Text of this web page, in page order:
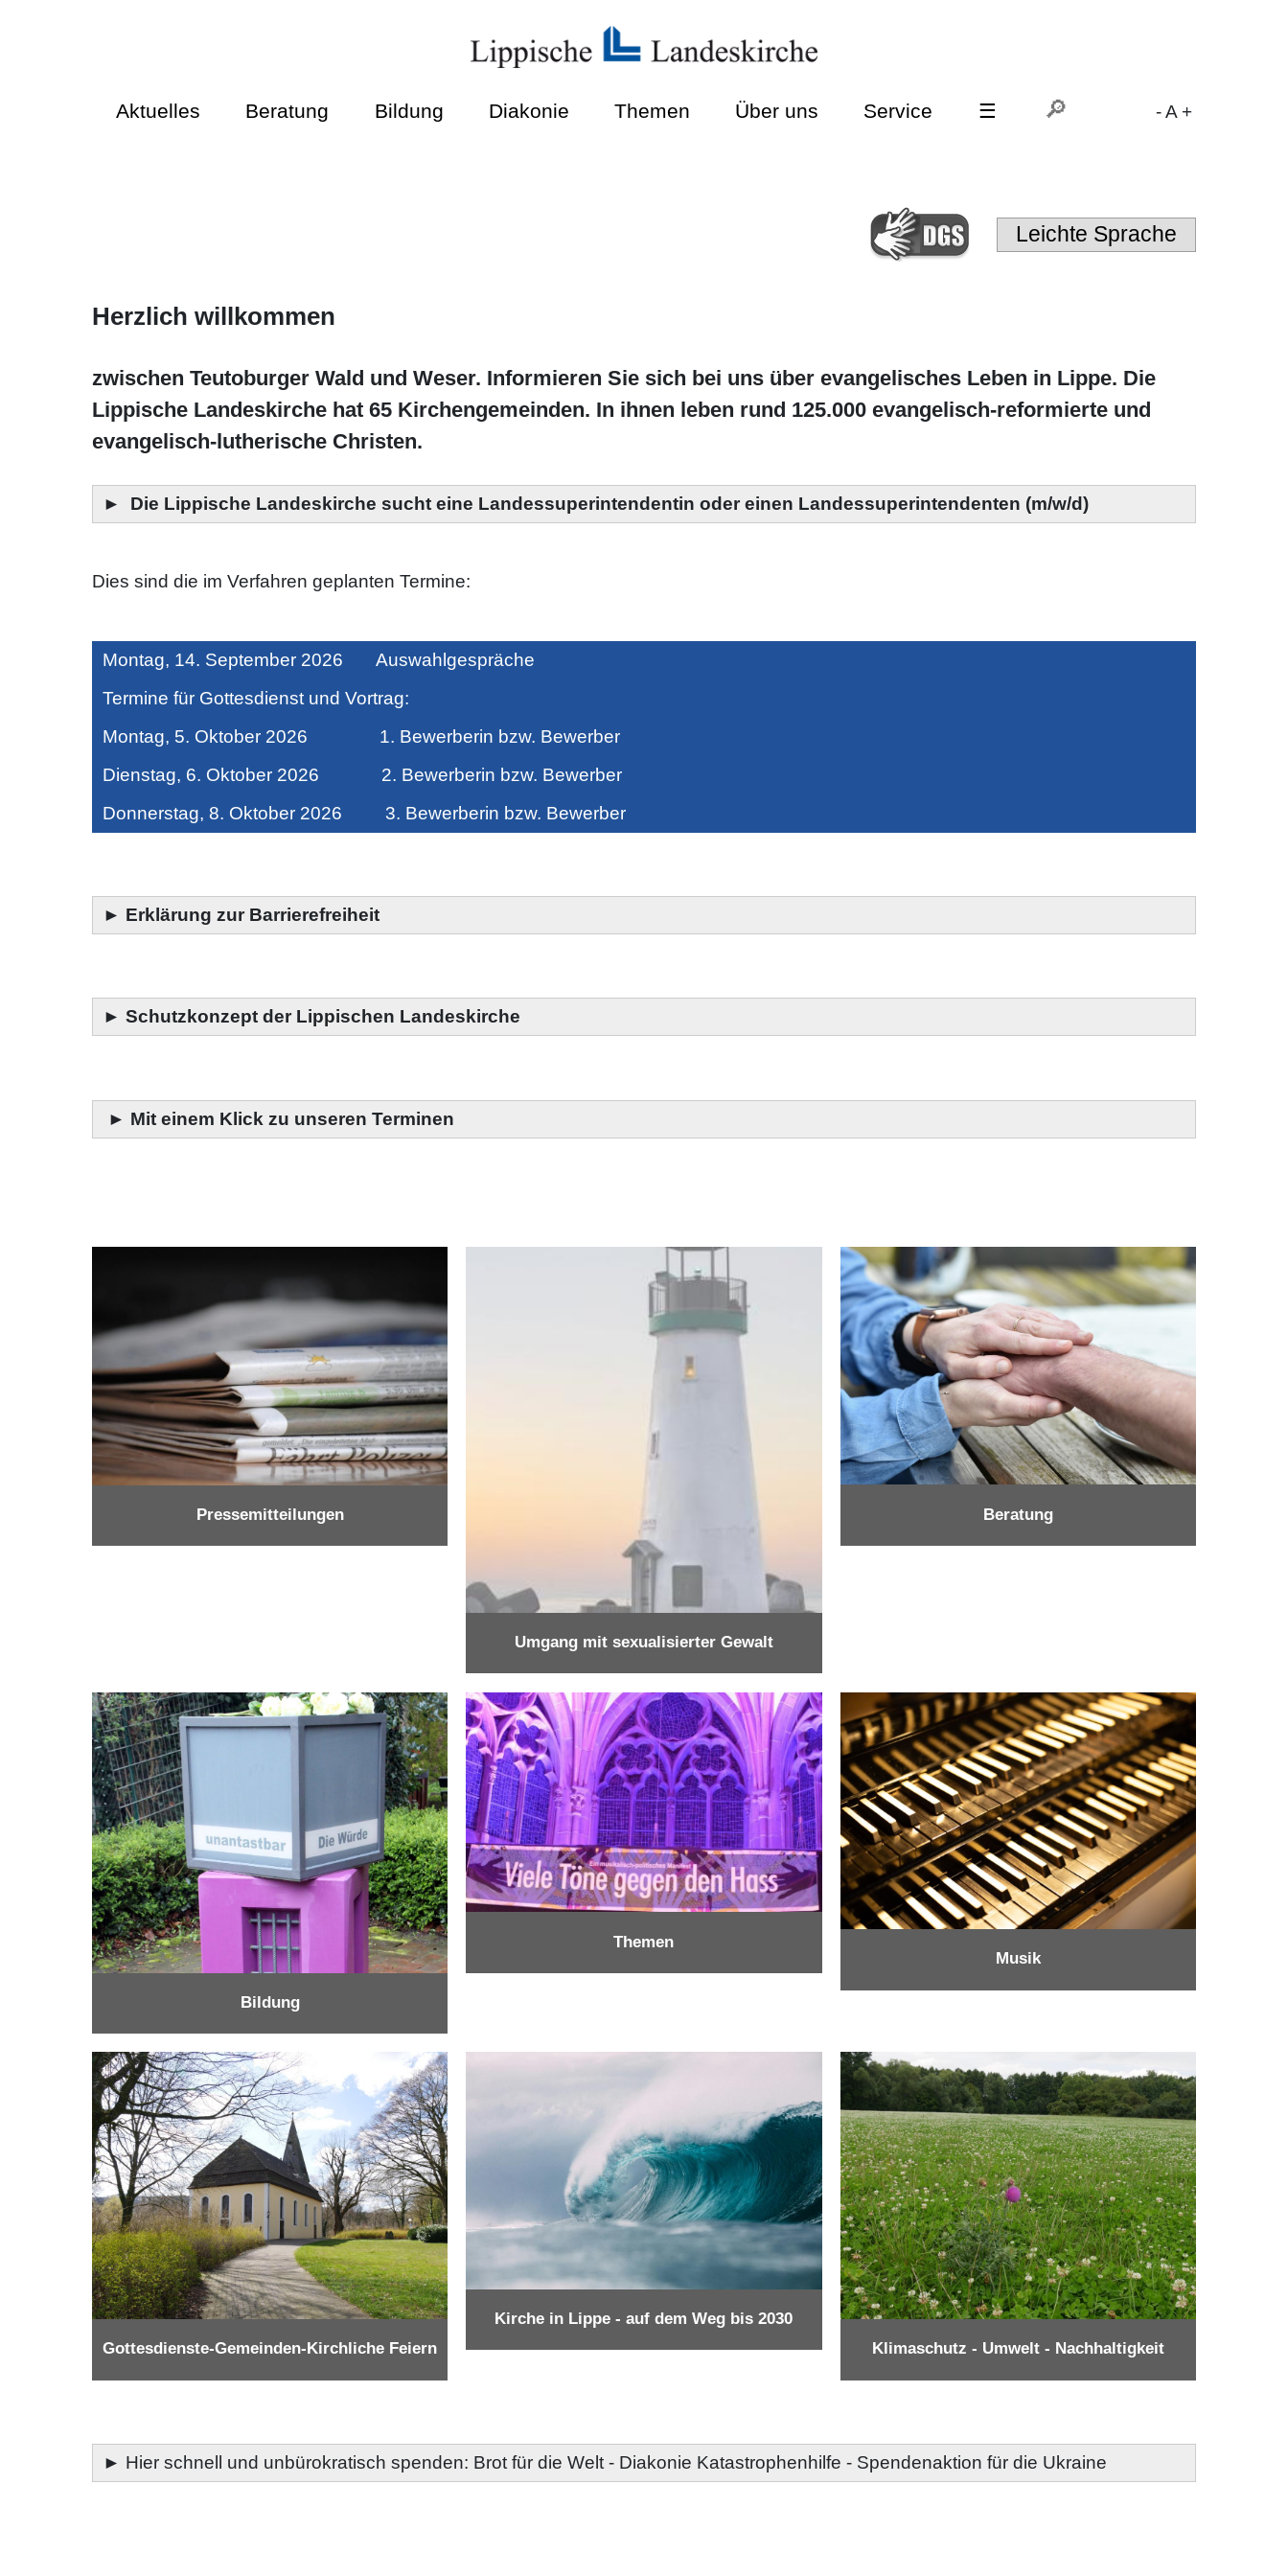
Aktuelles Beratung Bildung Diakonie Themen Über uns Service ☰ -A +
Leichte Sprache
Herzlich willkommen
zwischen Teutoburger Wald und Weser. Informieren Sie sich bei uns über evangelisches Leben in Lippe. Die
Lippische Landeskirche hat 65 Kirchengemeinden. In ihnen leben rund 125.000 evangelisch-reformierte und
evangelisch-lutherische Christen.
► Die Lippische Landeskirche sucht eine Landessuperintendentin oder einen Landessuperintendenten (m/w/d)
Dies sind die im Verfahren geplanten Termine:
Montag, 14. September 2026 Auswahlgespräche
Termine für Gottesdienst und Vortrag:
Montag, 5. Oktober 2026 1. Bewerberin bzw. Bewerber
Dienstag, 6. Oktober 2026 2. Bewerberin bzw. Bewerber
Donnerstag, 8. Oktober 2026 3. Bewerberin bzw. Bewerber
► Erklärung zur Barrierefreiheit
► Schutzkonzept der Lippischen Landeskirche
► Mit einem Klick zu unseren Terminen
Pressemitteilungen
Umgang mit sexualisierter Gewalt
Beratung
Bildung
Themen
Musik
Gottesdienste-Gemeinden-Kirchliche Feiern
Kirche in Lippe - auf dem Weg bis 2030
Klimaschutz - Umwelt - Nachhaltigkeit
► Hier schnell und unbürokratisch spenden: Brot für die Welt - Diakonie Katastrophenhilfe - Spendenaktion für die Ukraine